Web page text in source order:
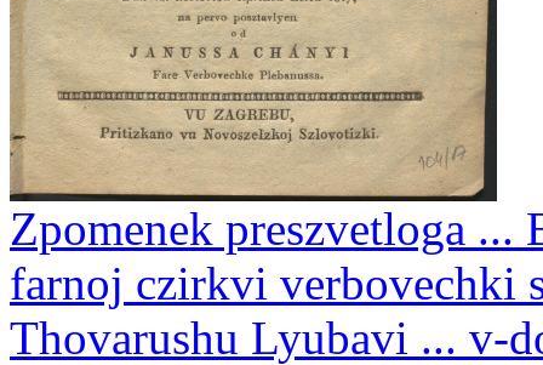
Zpomenek preszvetloga ...
farnoj czirkvi verbovechki
Thovarushu Lyubavi ... v-